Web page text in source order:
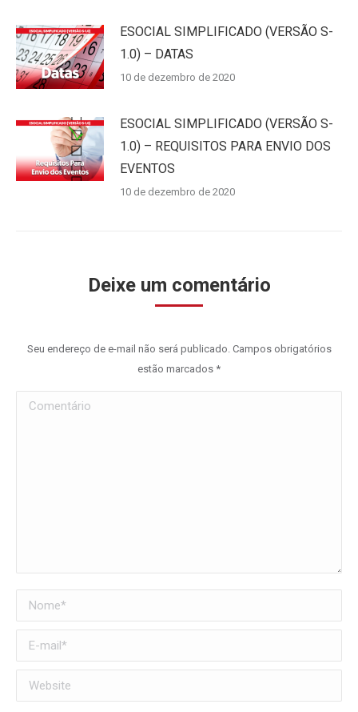
ESOCIAL SIMPLIFICADO (VERSÃO S-
1.0) – DATAS
10 de dezembro de 2020
ESOCIAL SIMPLIFICADO (VERSÃO S-
1.0) – REQUISITOS PARA ENVIO DOS
EVENTOS
10 de dezembro de 2020
Deixe um comentário
Seu endereço de e-mail não será publicado. Campos obrigatórios
estão marcados *
Comentário
Nome *
E-mail *
Website